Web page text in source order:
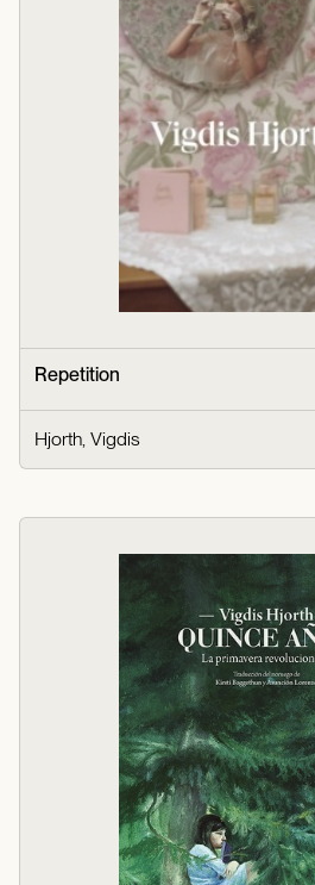
Repetition
Hjorth, Vigdis